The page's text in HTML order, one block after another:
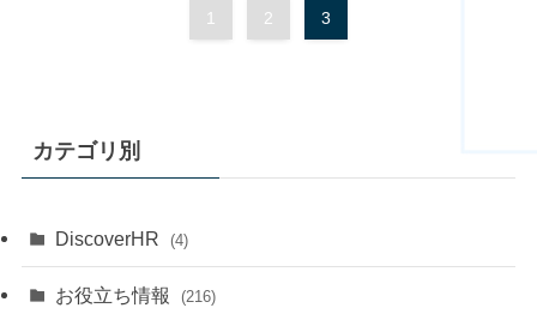
1 2 3
カテゴリ別
DiscoverHR (4)
お役立ち情報 (216)